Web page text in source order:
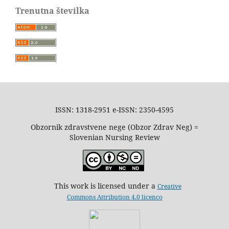
Trenutna številka
ISSN: 1318-2951 e-ISSN: 2350-4595
Obzornik zdravstvene nege (Obzor Zdrav Neg) =
Slovenian Nursing Review
This work is licensed under a Creative
Commons Attribution 4.0 licenco